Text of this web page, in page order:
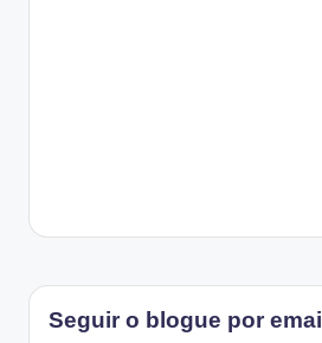
Seguir o blogue por email